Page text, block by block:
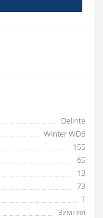
Delinte
Winter WD6
155
65
13
73
T
Зимняя